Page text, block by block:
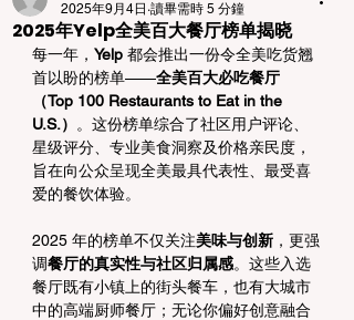
2025年Yelp全美百大餐厅榜单揭晓
2025年9月4日 讀畢需時 5 分鐘
每一年， Yelp 都会推出一份令全美吃货翘
首以盼的榜单——全美百大必吃餐厅
（Top 100 Restaurants to Eat in the
U.S.）
。这份榜单综合了社区用户评论、
星级评分、专业美食洞察及价格亲民度，
旨在向公众呈现全美最具代表性、最受喜
爱的餐饮体验。
2025 年的榜单不仅关注美味与创新 ，更强
调餐厅的真实性与社区归属感。这些入选
餐厅既有小镇上的街头餐车，也有大城市
中的高端厨师餐厅；无论你偏好创意融合